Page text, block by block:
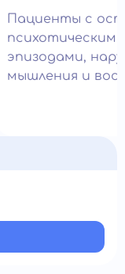
Пациенты с
психотическими
эпизодами,
мышления и